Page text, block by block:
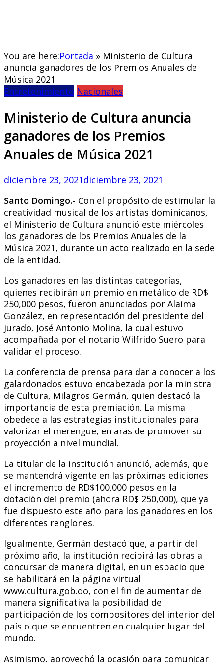
You are here:Portada » Ministerio de Cultura
anuncia ganadores de los Premios Anuales de
Música 2021
Entretenimiento Nacionales
Ministerio de Cultura anuncia
ganadores de los Premios
Anuales de Música 2021
diciembre 23, 2021diciembre 23, 2021
Santo Domingo.- Con el propósito de estimular la
creatividad musical de los artistas dominicanos,
el Ministerio de Cultura anunció este miércoles
los ganadores de los Premios Anuales de la
Música 2021, durante un acto realizado en la sede
de la entidad.
Los ganadores en las distintas categorías,
quienes recibirán un premio en metálico de RD$
250,000 pesos, fueron anunciados por Alaima
González, en representación del presidente del
jurado, José Antonio Molina, la cual estuvo
acompañada por el notario Wilfrido Suero para
validar el proceso.
La conferencia de prensa para dar a conocer a los
galardonados estuvo encabezada por la ministra
de Cultura, Milagros Germán, quien destacó la
importancia de esta premiación. La misma
obedece a las estrategias institucionales para
valorizar el merengue, en aras de promover su
proyección a nivel mundial.
La titular de la institución anunció, además, que
se mantendrá vigente en las próximas ediciones
el incremento de RD$100,000 pesos en la
dotación del premio (ahora RD$ 250,000), que ya
fue dispuesto este año para los ganadores en los
diferentes renglones.
Igualmente, Germán destacó que, a partir del
próximo año, la institución recibirá las obras a
concursar de manera digital, en un espacio que
se habilitará en la página virtual
www.cultura.gob.do, con el fin de aumentar de
manera significativa la posibilidad de
participación de los compositores del interior del
país o que se encuentren en cualquier lugar del
mundo.
Asimismo, aprovechó la ocasión para comunicar